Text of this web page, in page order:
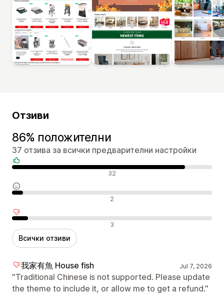
Отзиви
86% положителни
37 отзива за всички предварителни настройки
Положителни отзиви 32
Неутрални отзиви 2
Отрицателни отзиви 3
Всички отзиви
我家有魚 House fish Jul 7, 2026
"Traditional Chinese is not supported. Please update
the theme to include it, or allow me to get a refund."